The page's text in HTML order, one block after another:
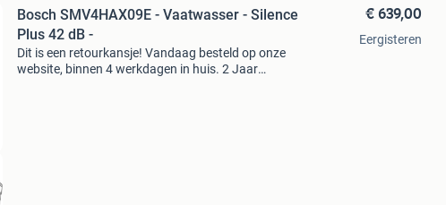
Bosch SMV4HAX09E - Vaatwasser - Silence
Plus 42 dB -
Dit is een retourkansje! Vandaag besteld op onze
website, binnen 4 werkdagen in huis. 2 Jaar
€ 639,00
Eergisteren